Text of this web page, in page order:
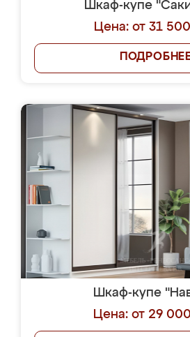
Шкаф-купе
Цена: от 31
Шкаф-купе
Цена: от 29